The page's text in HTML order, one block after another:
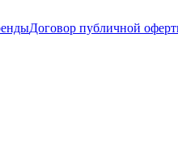
Договор публичной